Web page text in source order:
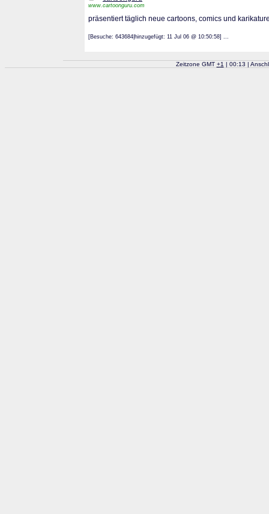
www.cartoonguru.com
präsentiert täglich neue cartoons, comics und
[Besuche: 643684|hinzugefügt: 11 Jul 06 @ 10:50:58] ...
Zeitzone GMT +1 | 00:13 |